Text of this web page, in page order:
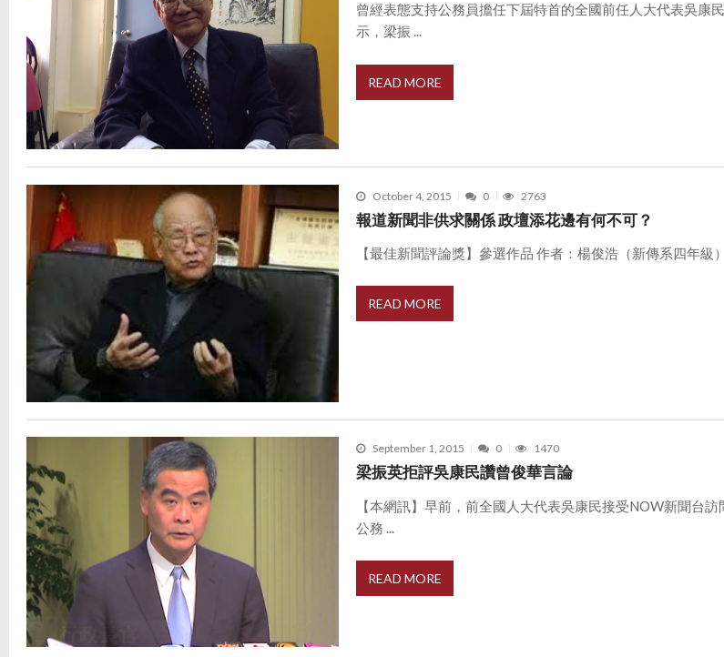
曾經表態支持公務員擔任下屆特首的全國前任人大代表吳康
示，梁振 ...
READ MORE
October 4, 2015 0 2763
報道新聞非供求關係 政壇添花邊有何不可？
【最佳新聞評論獎】參選作品 作者：楊俊浩（新傳系四年級
READ MORE
September 1, 2015 0 1470
梁振英拒評吳康民讚曾俊華言論
【本網訊】早前，前全國人大代表吳康民接受NOW新聞台
公務 ...
READ MORE